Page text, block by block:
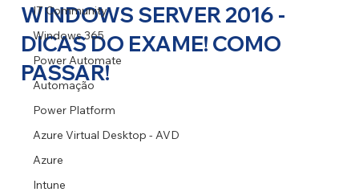
IT Community
Windows 365
Power Automate
Automação
Power Platform
Azure Virtual Desktop - AVD
Azure
Intune
WINDOWS SERVER 2016 -
DICAS DO EXAME! COMO
PASSAR!